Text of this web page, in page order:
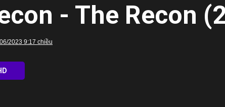
- The Recon
2023 9:17 chiều